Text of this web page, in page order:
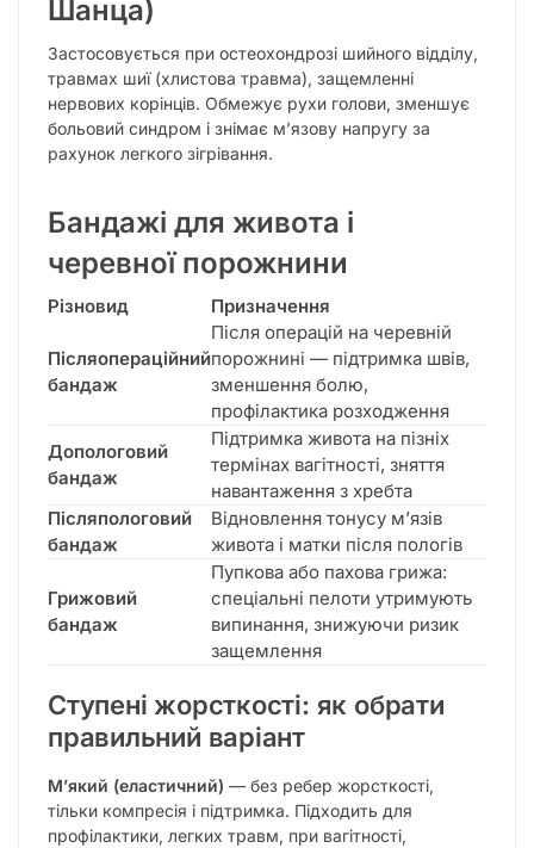
Шанца)
Застосовується при остеохондрозі шийного відділу,
травмах шиї (хлистова травма), защемленні
нервових корінців. Обмежує рухи голови, зменшує
больовий синдром і знімає м’язову напругу за
рахунок легкого зігрівання.
Бандажі для живота і
черевної порожнини
Різновид Призначення
Післяопераційний
бандаж
Після операцій на черевній
порожнині — підтримка швів,
зменшення болю,
профілактика розходження
Допологовий
бандаж
Підтримка живота на пізніх
термінах вагітності, зняття
навантаження з хребта
Післяпологовий
бандаж
Відновлення тонусу м’язів
живота і матки після пологів
Грижовий
бандаж
Пупкова або пахова грижа:
спеціальні пелоти утримують
випинання, знижуючи ризик
защемлення
Ступені жорсткості: як обрати
правильний варіант
М’який (еластичний) — без ребер жорсткості,
тільки компресія і підтримка. Підходить для
профілактики, легких травм, при вагітності,